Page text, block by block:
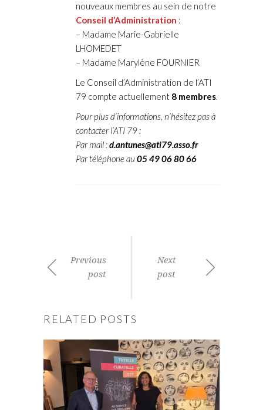
nouveaux membres au sein de notre
Conseil d’Administration :
– Madame Marie-Gabrielle
LHOMEDET
– Madame Marylène FOURNIER
Le Conseil d’Administration de l’ATI
79 compte actuellement 8 membres.
Pour plus d’informations, n’hésitez pas à
contacter l’ATI 79 :
Par mail :d.antunes@ati79.asso.fr
Par téléphone au 05 49 06 80 66
Previous
post
Next
post
RELATED POSTS